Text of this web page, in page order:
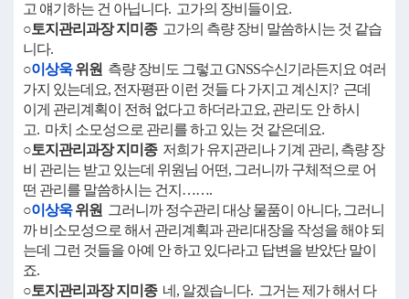
고 얘기하는 건 아닙니다. 고가의 장비들이요.
○토지관리과장 지미종고가의 측량 장비 말씀하시는 것 같습
니다.
○이상욱위원 측량 장비도 그렇고 GNSS수신기라든지요 여러
가지 있는데요, 전자평판 이런 것들 다 가지고 계신지? 근데
이게 관리계획이 전혀 없다고 하더라고요, 관리도 안 하시
고. 마치 소모성으로 관리를 하고 있는 것 같은데요.
○토지관리과장 지미종저희가 유지관리나 기계 관리, 측량 장
비 관리는 받고 있는데 위원님 어떤, 그러니까 구체적으로 어
떤 관리를 말씀하시는 건지…….
○이상욱위원 그러니까 정수관리 대상 물품이 아니다, 그러니
까 비소모성으로 해서 관리계획과 관리대장을 작성을 해야 되
는데 그런 것들을 아예 안 하고 있다라고 답변을 받았단 말이
죠.
○토지관리과장 지미종네, 알겠습니다. 그거는 제가 해서 다